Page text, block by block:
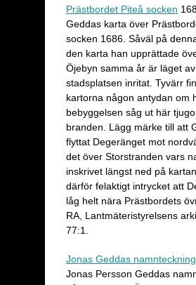
Prästbordet Piteå socken
Geddas karta över
socken 1686. Såväl på
den karta han upprättade
Öjebyn samma år är läget
stadsplatsen inritat. Tyvärr
kartorna någon antydan om
bebyggelsen såg ut här
branden. Lägg märke till att
flyttat Degeränget mot
det över Storstranden vars
inskrivet längst ned på
därför felaktigt intrycket att
låg helt nära Prästbordets
RA, Lantmäteristyrelsens
77:1.
Jonas Geddas
Jonas Persson Geddas